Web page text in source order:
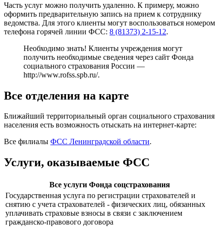
Часть услуг можно получить удаленно. К примеру, можно
оформить предварительную запись на прием к сотруднику
ведомства. Для этого клиенты могут воспользоваться номером
телефона горячей линии ФСС: 8 (81373) 2-15-12.
Необходимо знать! Клиенты учреждения могут
получить необходимые сведения через сайт Фонда
социального страхования России —
http://www.rofss.spb.ru/.
Все отделения на карте
Ближайший территориальный орган социального страхования
населения есть возможность отыскать на интернет-карте:
Все филиалы ФСС Ленинградской области.
Услуги, оказываемые ФСС
Все услуги Фонда соцстрахования
Государственная услуга по регистрации страхователей и
снятию с учета страхователей - физических лиц, обязанных
уплачивать страховые взносы в связи с заключением
гражданско-правового договора